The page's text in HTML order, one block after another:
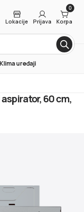
Lokacije Prijava
0
Korpa
Klima uređaji
60 cm,